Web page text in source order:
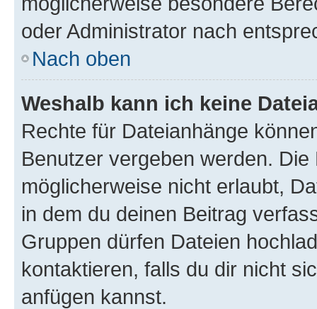
oder Administrator nach
Nach oben
Weshalb kann ich keine
Rechte für Dateianhänge
Benutzer vergeben werden.
möglicherweise nicht erlaubt,
in dem du deinen Beitrag
Gruppen dürfen Dateien
kontaktieren, falls du dir nicht
anfügen kannst.